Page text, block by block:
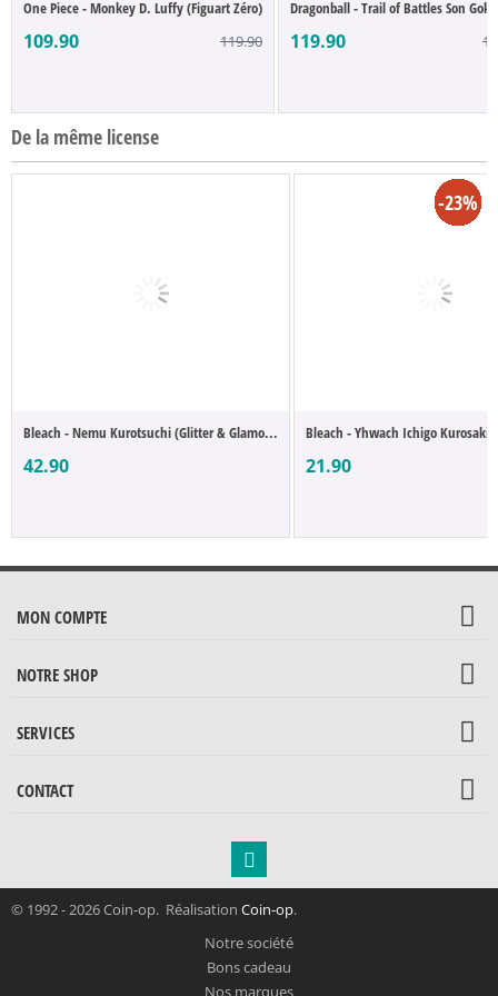
One Piece - Monkey D. Luffy (Figuart Zéro)
109.90 119.90
Dragonball - Trail of Battles Son
119.90
De la même license
Bleach - Nemu Kurotsuchi (Glitter & Glamo...
42.90
-4%
Bleach - Yhwach Ichigo Kurosaki
21.90
-4%
-4%
-4%
-8%
-4%
-4%
-4%
-4%
-4%
-9%
-4%
-4%
-4%
-4%
-4%
-17%
-11%
-4%
-4%
-4%
-4%
-4%
-15%
-12%
-17%
-8%
-5%
-18%
-23%
-9%
-9%
-23%
MON COMPTE
NOTRE SHOP
SERVICES
CONTACT
© 1992 - 2026 Coin-op. Réalisation Coin-op.
Notre société
Bons cadeau
Nos marques